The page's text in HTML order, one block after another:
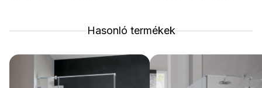
Hasonló termékek